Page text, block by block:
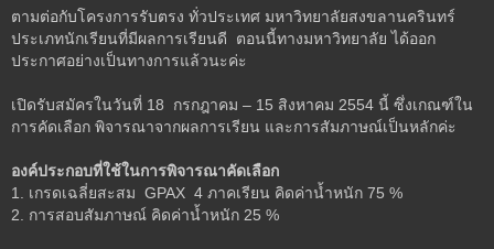
ตามต่อกับโครงการรับตรง ทั่วประเทศ มหาวิทยาลัยสงขลานครินทร์
ประเภทนักเรียนที่มีผลการเรียนดี ตอนนี้ทางมหาวิทยาลัย ได้ออก
ประกาศอย่างเป็นทางการแล้วนะค่ะ
เปิดรับสมัครในวันที่ 18 กรกฎาคม – 15 สิงหาคม 2554 นี้ ซึ่งเกณฑ์ใน
การคัดเลือก พิจารณาจากผลการเรียน และการสัมภาษณ์เป็นหลักค่ะ
องค์ประกอบที่ใช้ในการพิจารณาคัดเลือก
1. เกรดเฉลี่ยสะสม GPAX 4 ภาคเรียน คิดค่าน้ำหนัก 75 %
2. การสอบสัมภาษณ์ คิดค่าน้ำหนัก 25 %